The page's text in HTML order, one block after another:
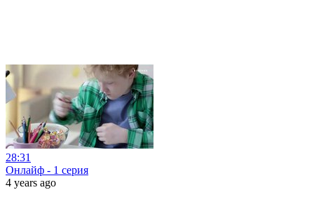
28:31
Онлайф - 1 серия
4 years ago